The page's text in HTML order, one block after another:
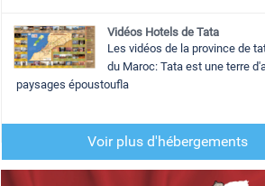
Vidéos Hotels de Tata
Les vidéos de la province de
du Maroc: Tata est une terre
paysages époustoufla
Voir plus d'hébergements